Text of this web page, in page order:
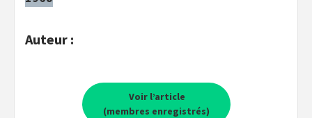
Auteur :
Voir l’article
(membres enregistrés)